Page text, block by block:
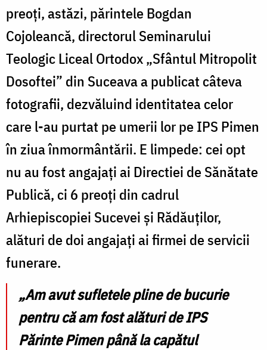
preoți, astăzi, părintele Bogdan
Cojoleancă, directorul Seminarului
Teologic Liceal Ortodox „Sfântul Mitropolit
Dosoftei” din Suceava a publicat câteva
fotografii, dezvăluind identitatea celor
care l-au purtat pe umerii lor pe IPS Pimen
în ziua înmormântării. E limpede: cei opt
nu au fost angajați ai Directiei de Sănătate
Publică, ci 6 preoți din cadrul
Arhiepiscopiei Sucevei și Rădăuților,
alături de doi angajați ai firmei de servicii
funerare.
„Am avut sufletele pline de bucurie
pentru că am fost alături de IPS
Părinte Pimen până la capătul